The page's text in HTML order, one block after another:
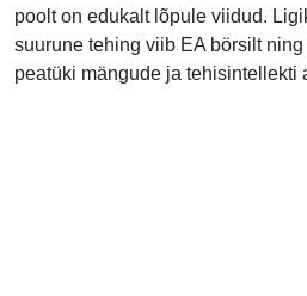
poolt on edukalt lõpule viidud.
suurune tehing viib EA börsilt
peatüki mängude ja tehisintellekti